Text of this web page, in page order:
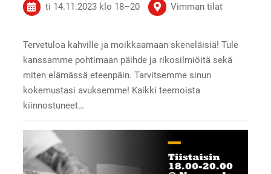
ti 14.11.2023 klo 18–20 Vimman tilat
Tervetuloa kahville ja moikkaamaan skeneläisiä! Tule
kanssamme pohtimaan päihde ja rikosilmiöitä sekä
miten elämässä eteenpäin. Tarvitsemme sinun
kokemustasi avuksemme! Kaikki teemoista
kiinnostuneet…